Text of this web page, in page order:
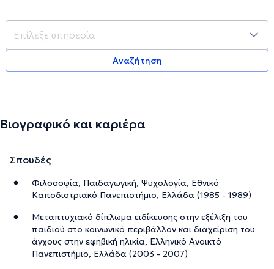
Αναζήτηση
Βιογραφικό και καριέρα
Σπουδές
Φιλοσοφία, Παιδαγωγική, Ψυχολογία, Εθνικό
Καποδιστριακό Πανεπιστήμιο, Ελλάδα (1985 - 1989)
Μεταπτυχιακό δίπλωμα ειδίκευσης στην εξέλιξη του
παιδιού στο κοινωνικό περιβάλλον και διαχείριση του
άγχους στην εφηβική ηλικία, Ελληνικό Ανοικτό
Πανεπιστήμιο, Ελλάδα (2003 - 2007)